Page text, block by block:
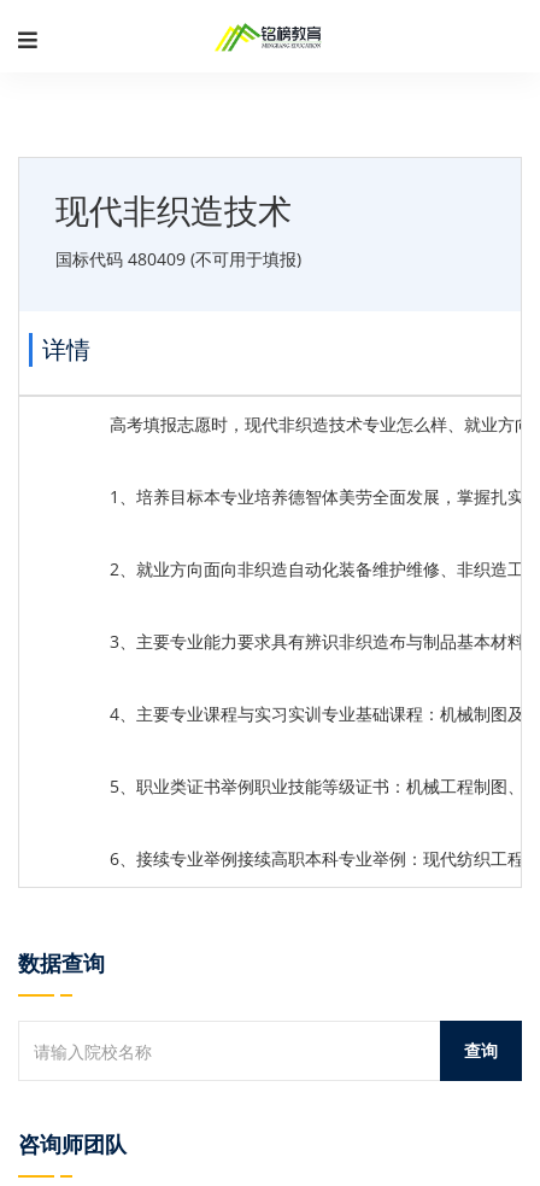
现代非织造技术
国标代码 480409 (不可用于填报)
详情
高考填报志愿时，现代非织造技术专业怎么样、就业方
1、培养目标本专业培养德智体美劳全面发展，掌握扎实
2、就业方向面向非织造自动化装备维护维修、非织造工
3、主要专业能力要求具有辨识非织造布与制品基本材料
4、主要专业课程与实习实训专业基础课程：机械制图及
5、职业类证书举例职业技能等级证书：机械工程制图、
6、接续专业举例接续高职本科专业举例：现代纺织工程
数据查询
咨询师团队